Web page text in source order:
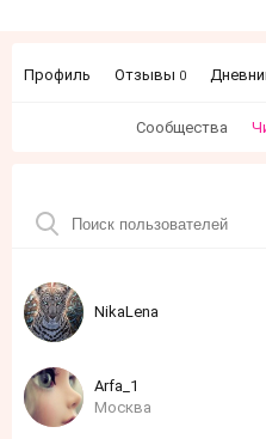
Профиль Отзывы 0
Сообщества
NikaLena
Arfa_1
Москва